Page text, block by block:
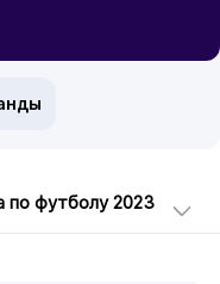
по футболу 2023